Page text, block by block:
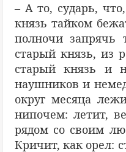
– А то, сударь,
князь тайком
полночи запрячь
старый князь, из
старый князь и
наушников и
округ месяца
нипочем: летит,
рядом со своим
Кричит, как орел: